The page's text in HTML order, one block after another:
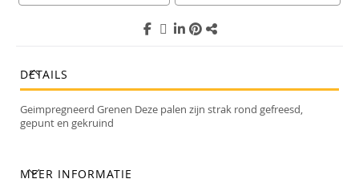
DETAILS
Geimpregneerd Grenen Deze palen zijn strak rond gefreesd,
gepunt en gekruind
MEER INFORMATIE